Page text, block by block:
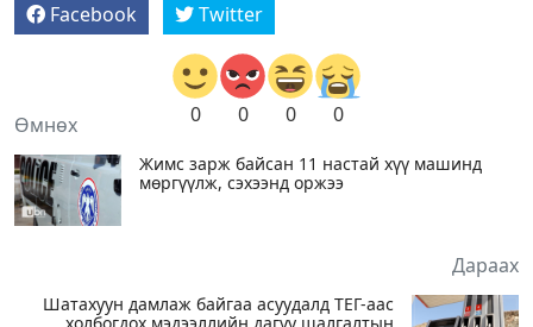
Facebook Twitter
0 0 0 0
Өмнөх
Жимс зарж байсан 11 настай хүү машинд
мөргүүлж, сэхээнд оржээ
Дараах
Шатахуун дамлаж байгаа асуудалд ТЕГ-аас